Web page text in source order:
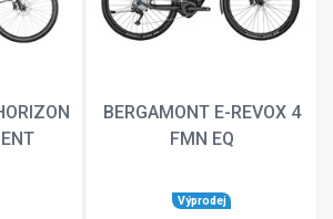
BERGAMONT E-REVOX 4
FMN EQ
Výprodej